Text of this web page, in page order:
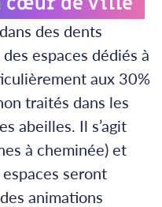
des dents
espaces dédiés à
aux 30%
traités dans les
abeilles. Il s’agit
à cheminée) et
seront
animations